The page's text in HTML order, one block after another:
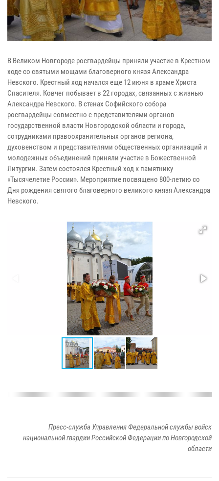
В Великом Новгороде росгвардейцы приняли участие в Крестном
ходе со святыми мощами благоверного князя Александра
Невского. Крестный ход начался еще 12 июня в храме Христа
Спасителя. Ковчег побывает в 22 городах, связанных с жизнью
Александра Невского. В стенах Софийского собора
росгвардейцы совместно с представителями органов
государственной власти Новгородской области и города,
сотрудниками правоохранительных органов региона,
духовенством и представителями общественных организаций и
молодежных объединений приняли участие в Божественной
Литургии. Затем состоялся Крестный ход к памятнику
«Тысячелетие России». Мероприятие посвящено 800-летию со
Дня рождения святого благоверного великого князя Александра
Невского.
Пресс-служба Управления Федеральной службы войск
национальной гвардии Российской Федерации по Новгородской
области